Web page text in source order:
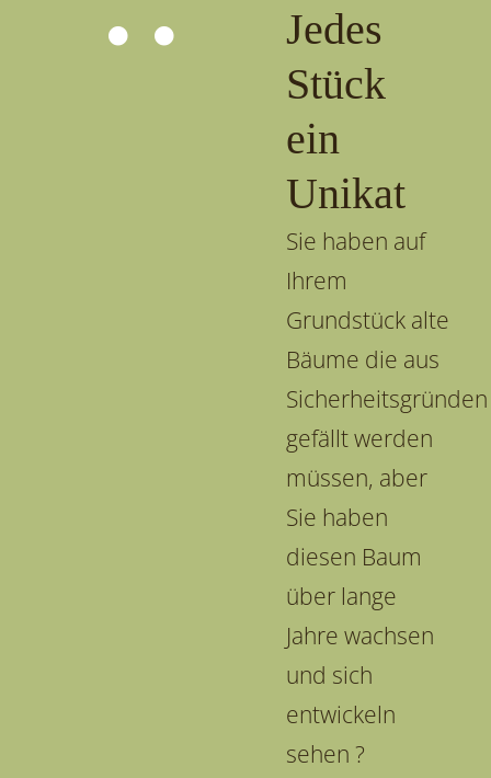
Jedes
Stück
ein
Unikat
Sie haben auf
Ihrem
Grundstück alte
Bäume die aus
Sicherheitsgründen
gefällt werden
müssen, aber
Sie haben
diesen Baum
über lange
Jahre wachsen
und sich
entwickeln
sehen ?